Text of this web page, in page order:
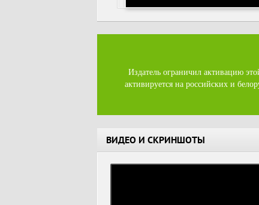
Издатель ограничил активацию
активируется на российских и
ВИДЕО И СКРИНШОТЫ